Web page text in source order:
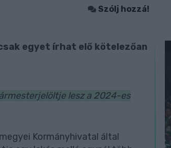
Szólj hozzá!
egyet írhat elő kötelezőan
lesz a 2024-es
Kormányhivatal által